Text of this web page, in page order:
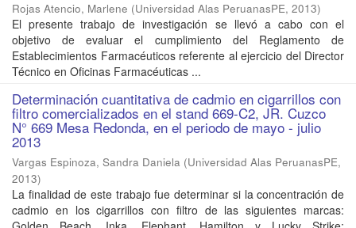
Rojas Atencio, Marlene (Universidad Alas PeruanasPE, 2013)
El presente trabajo de investigación se llevó a cabo con el
objetivo de evaluar el cumplimiento del Reglamento de
Establecimientos Farmacéuticos referente al ejercicio del Director
Técnico en Oficinas Farmacéuticas ...
Determinación cuantitativa de cadmio en cigarrillos con
filtro comercializados en el stand 669-C2, JR. Cuzco
N° 669 Mesa Redonda, en el periodo de mayo - julio
2013
Vargas Espinoza, Sandra Daniela (Universidad Alas PeruanasPE,
2013)
La finalidad de este trabajo fue determinar si la concentración de
cadmio en los cigarrillos con filtro de las siguientes marcas: